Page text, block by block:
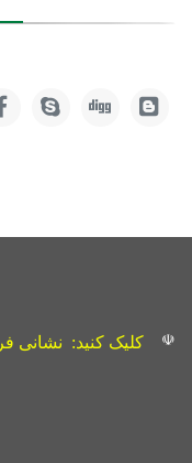
☫ کلیک کنید: نشانی